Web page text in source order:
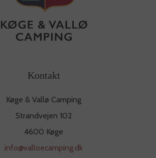
Kontakt
Køge & Vallø Camping
Strandvejen 102
4600 Køge
info@valloecamping.dk